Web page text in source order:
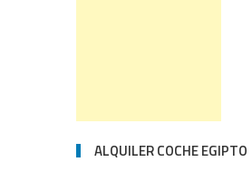
ALQUILER COCHE EGIPTO